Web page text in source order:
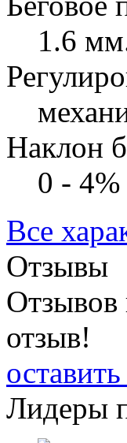
1.6
Наклон
0 - 4%
Все
Отзывы
Отзывов
отзыв!
Лидеры